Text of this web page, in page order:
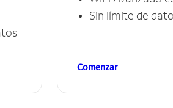
Sin límite de
Comenzar